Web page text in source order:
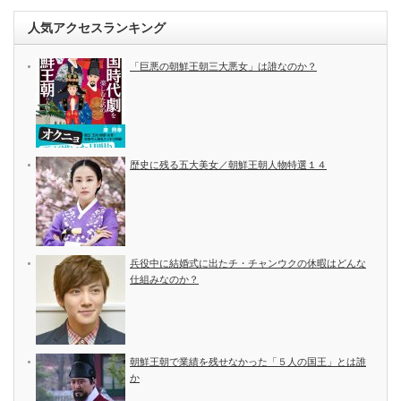
人気アクセスランキング
「巨悪の朝鮮王朝三大悪女」は誰なのか？
歴史に残る五大美女／朝鮮王朝人物特選１４
兵役中に結婚式に出たチ・チャンウクの休暇はどんな
仕組みなのか？
朝鮮王朝で業績を残せなかった「５人の国王」とは誰
か